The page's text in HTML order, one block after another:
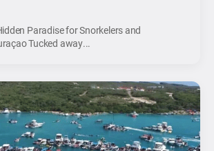
Paradise for Snorkelers and
Tucked away...